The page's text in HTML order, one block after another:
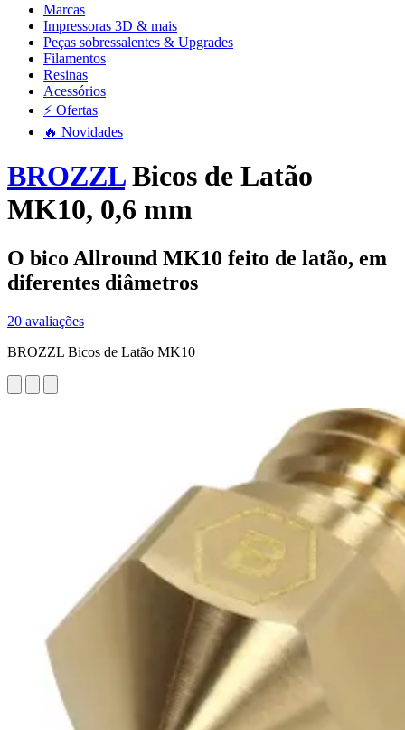
Marcas
Impressoras 3D & mais
Peças sobressalentes & Upgrades
Filamentos
Resinas
Acessórios
⚡ Ofertas
🔥 Novidades
BROZZLBicos de Latão
MK10, 0,6 mm
O bico Allround MK10 feito de latão, em
diferentes diâmetros
20 avaliações
BROZZL Bicos de Latão MK10